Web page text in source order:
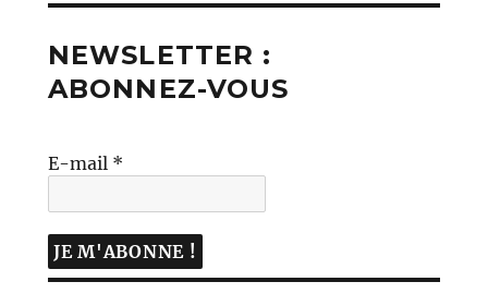
NEWSLETTER :
ABONNEZ-VOUS
E-mail *